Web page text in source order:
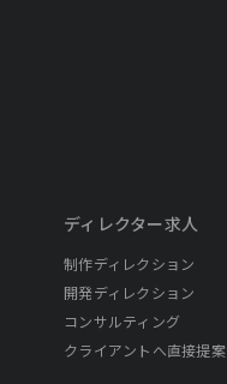
ディレクター求人
制作ディレクション
開発ディレクション
コンサルティング
クライアントへ直接提案